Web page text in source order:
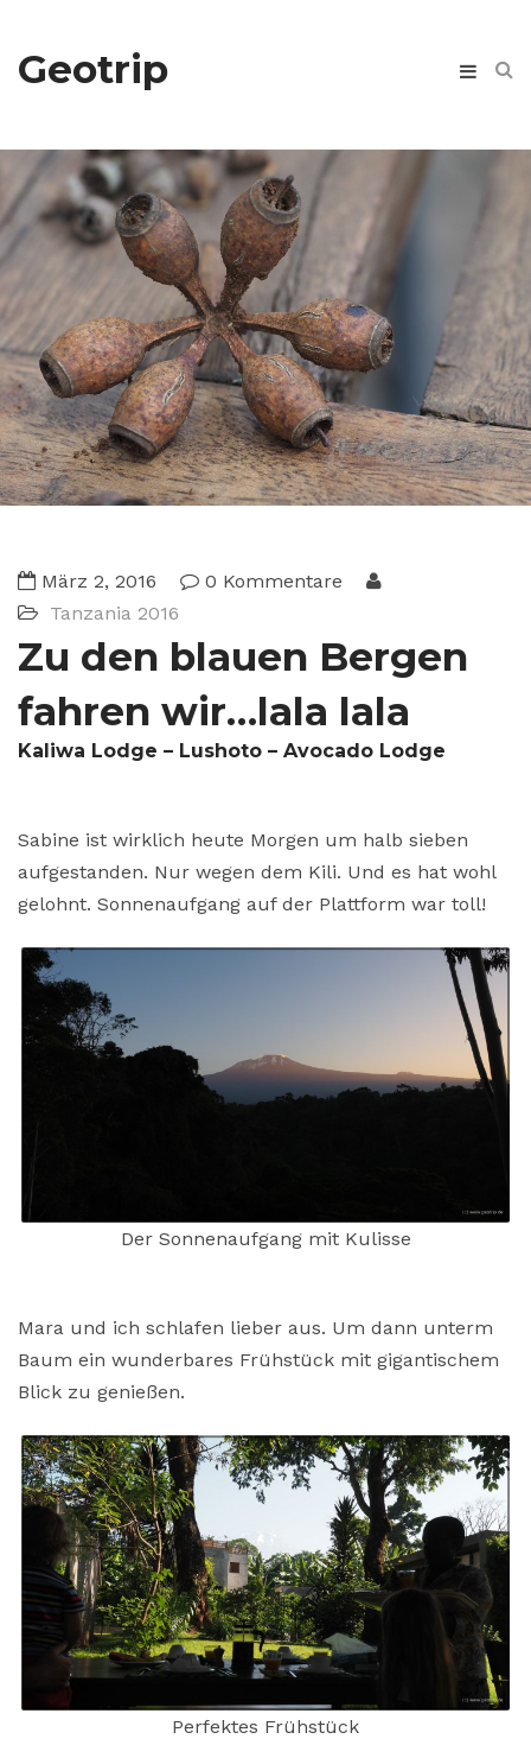
Geotrip
März 2, 2016
0 Kommentare
Tanzania 2016
Zu den blauen Bergen
fahren wir…lala lala
Kaliwa Lodge – Lushoto – Avocado Lodge
Sabine ist wirklich heute Morgen um halb sieben
aufgestanden. Nur wegen dem Kili. Und es hat wohl
gelohnt. Sonnenaufgang auf der Plattform war toll!
Der Sonnenaufgang mit Kulisse
Mara und ich schlafen lieber aus. Um dann unterm
Baum ein wunderbares Frühstück mit gigantischem
Blick zu genießen.
Perfektes Frühstück